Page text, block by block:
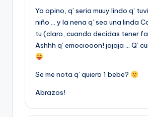
Yo opino, q’ seria muuy lindo q’
niño … y la nena q’ sea una linda
tu (claro, cuando decidas tener
Ashhh q’ emociooon! jajaja … Q’
Se me nota q’ quiero 1 bebe?
Abrazos!